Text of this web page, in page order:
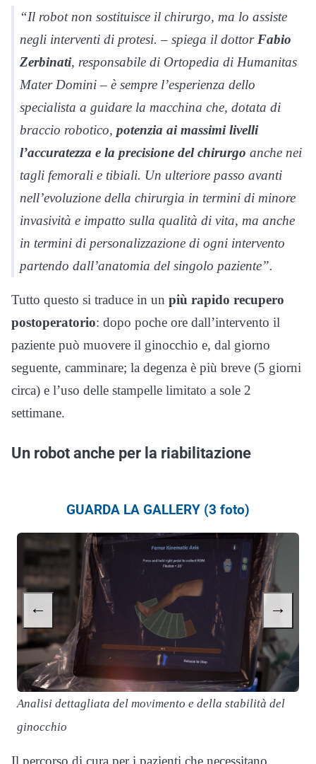
“Il robot non sostituisce il chirurgo, ma lo assiste
negli interventi di protesi. – spiega il dottor Fabio
Zerbinati, responsabile di Ortopedia di Humanitas
Mater Domini – è sempre l’esperienza dello
specialista a guidare la macchina che, dotata di
braccio robotico, potenzia ai massimi livelli
l’accuratezza e la precisione del chirurgo anche nei
tagli femorali e tibiali. Un ulteriore passo avanti
nell’evoluzione della chirurgia in termini di minore
invasività e impatto sulla qualità di vita, ma anche
in termini di personalizzazione di ogni intervento
partendo dall’anatomia del singolo paziente”.
Tutto questo si traduce in un più rapido recupero
postoperatorio: dopo poche ore dall’intervento il
paziente può muovere il ginocchio e, dal giorno
seguente, camminare; la degenza è più breve (5 giorni
circa) e l’uso delle stampelle limitato a sole 2
settimane.
Un robot anche per la riabilitazione
GUARDA LA GALLERY (3 foto)
Analisi dettagliata del movimento e della stabilità del
ginocchio
← →
Il percorso di cura per i pazienti che necessitano